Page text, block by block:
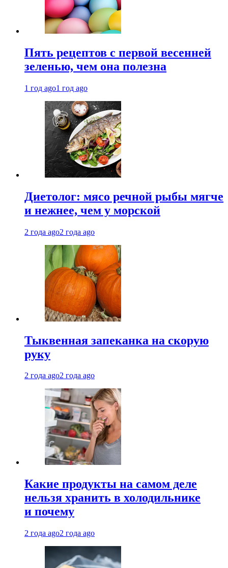
Пять рецептов с первой весенней
зеленью, чем она полезна
1 год ago1 год ago
Диетолог: мясо речной рыбы мягче
и нежнее, чем у морской
2 года ago2 года ago
Тыквенная запеканка на скорую
руку
2 года ago2 года ago
Какие продукты на самом деле
нельзя хранить в холодильнике
и почему
2 года ago2 года ago